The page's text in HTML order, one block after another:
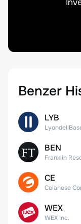
Benzer
LYB
BEN
CE
WEX
WEX Inc.